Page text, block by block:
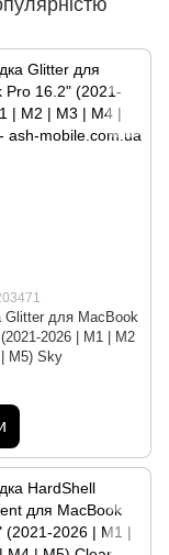
Glitter для MacBook
2026 | M1 | M2
| M5) Sky